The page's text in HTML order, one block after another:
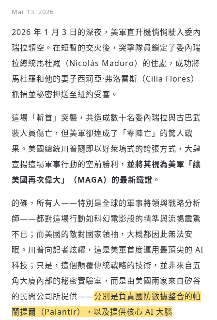
Mar 13, 2026
2026 年 1 月 3 日的深夜，美軍直升機悄悄駛入委內
瑞拉領空。在短暫的交火後，突擊隊員鎖定了委內瑞
拉總統馬杜羅（Nicolás Maduro）的住處，成功將
馬杜羅和他的妻子西莉亞·弗洛雷斯（Cilia Flores）
抓捕並秘密押送至紐約受審。
這場「斬首」突襲，共造成數十名委內瑞拉與古巴武
裝人員傷亡，但美軍卻達成了「零陣亡」的驚人戰
果。美國總統川普隨即以好萊塢式的誇張方式，大肆
宣揚這場軍事行動的空前勝利， 並將其視為美軍「讓
美國再次偉大」（MAGA）的最新鐵證 。
的確，所有人——特別是全球的軍事將領與戰略分析
師——都對這場行動如科幻電影般的精準與流暢震驚
不已；而美國的敵對國家領袖，大概都因此無法安
眠。川普向記者炫耀，這是美軍首度運用最頂尖的 AI
科技；只是，這個顛覆傳統戰略的技術，並非來自五
角大廈內部的秘密實驗室，而是由美國兩家來自矽谷
的民間公司所提供——分別是負責國防數據整合的帕
蘭提爾（Palantir），以及提供核心 AI 大腦